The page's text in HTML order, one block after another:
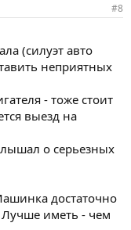
#8
(силуэт авто
неприятных
- тоже стоит
выезд на
о серьезных
достаточно
Лучше иметь - чем